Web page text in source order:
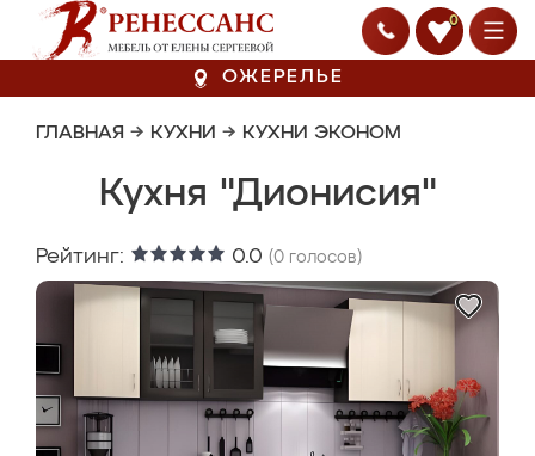
0
ОЖЕРЕЛЬЕ
ГЛАВНАЯ → КУХНИ → КУХНИ ЭКОНОМ
Кухня "Дионисия"
Рейтинг: 0.0 (0 голосов)